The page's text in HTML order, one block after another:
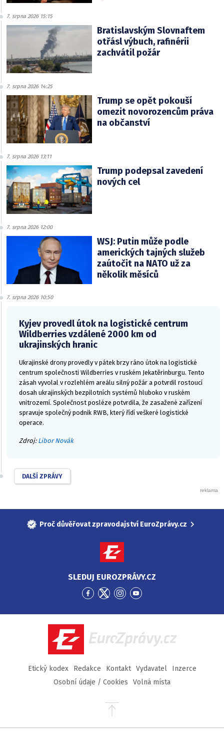
7. srpna 2026 15:15
Bratislavským Slovnaftem
otřásl výbuch, rafinérii
zachvátil požár
7. srpna 2026 14:25
Trump se opět pokouší
omezit novorozencům práva
na občanství
7. srpna 2026 13:11
Trump podepsal zavedení
nových cel
7. srpna 2026 12:00
WSJ: Putin může podle
amerických tajných služeb
zaútočit na NATO už za
několik měsíců
7. srpna 2026 10:50
Kyjev provedl útok na logistické centrum
Wildberries vzdálené 2000 km od
ukrajinských hranic
Ukrajinské drony provedly v pátek brzy ráno útok na logistické
centrum společnosti Wildberries v ruském Jekatěrinburgu. Tento
zásah vyvolal v rozlehlém areálu silný požár a potvrdil rostoucí
dosah ukrajinských bezpilotních systémů hluboko v ruském
vnitrozemí. Společnost posléze potvrdila, že zasažené zařízení
spravuje společný podnik RWB, který řídí veškeré logistické
operace.
Zdroj: Libor Novák
DALŠÍ ZPRÁVY
Proč důvěřovat zpravodajství EuroZprávy.cz
SLEDUJ EUROZPRÁVY.CZ
Přejít
Facebook
Přejít
Twitter
Přejít
Instagram
Přejít
YouTube
EuroZprávy.cz
Etický kodex Redakce Kontakt Vydavatel
Inzerce
Osobní údaje / Cookies
Volná místa
Přejít
stránky